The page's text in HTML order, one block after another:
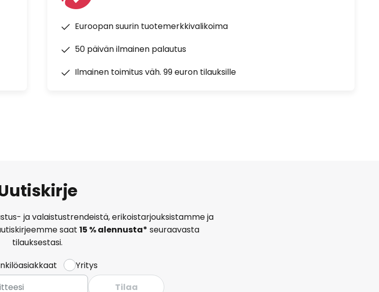
Euroopan suurin tuotemerkkivalikoima
50 päivän ilmainen palautus
Ilmainen toimitus väh. 99 euron tilauksille
ja valaistustrendeistä, erikoistarjouksistamme ja
saat 15 % alennusta* seuraavasta
tilauksestasi.
Yritys
Tilaa